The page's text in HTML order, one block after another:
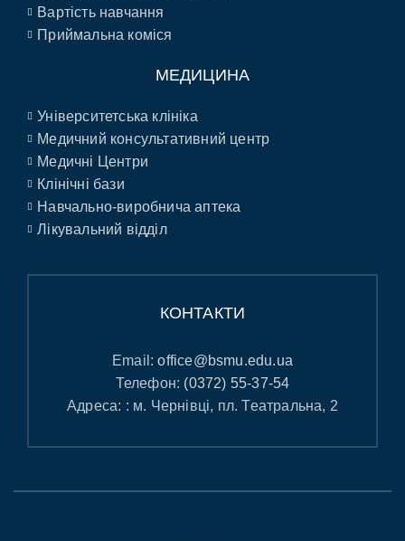
Вартість навчання
Приймальна коміся
МЕДИЦИНА
Університетська клініка
Медичний консультативний центр
Медичні Центри
Клінічні бази
Навчально-виробнича аптека
Лікувальний відділ
КОНТАКТИ
Email:office@bsmu.edu.ua
Телефон: (0372) 55-37-54
Адреса: : м. Чернівці, пл. Театральна, 2